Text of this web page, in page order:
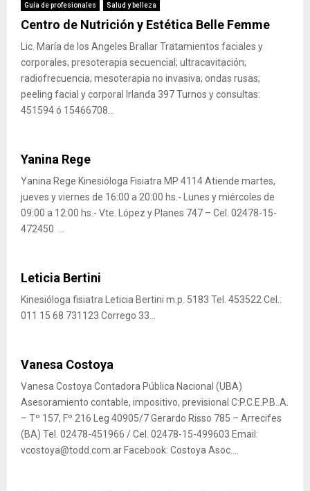
Guía de profesionales Salud y belleza
Centro de Nutrición y Estética Belle Femme
Lic. María de los Angeles Brallar Tratamientos faciales y
corporales; presoterapia secuencial; ultracavitación;
radiofrecuencia; mesoterapia no invasiva; ondas rusas;
peeling facial y corporal Irlanda 397 Turnos y consultas:
451594 ó 15466708...
Yanina Rege
Yanina Rege Kinesióloga Fisiatra MP 4114 Atiende martes,
jueves y viernes de 16:00 a 20:00 hs.- Lunes y miércoles de
09:00 a 12:00 hs.- Vte. López y Planes 747 – Cel. 02478-15-
472450 ...
Leticia Bertini
Kinesióloga fisiatra Leticia Bertini m.p. 5183 Tel. 453522 Cel.:
011 15 68 731123 Corrego 33...
Vanesa Costoya
Vanesa Costoya Contadora Pública Nacional (UBA)
Asesoramiento contable, impositivo, previsional C:P.C.E.P.B..A.
– Tº 157, Fº 216 Leg 40905/7 Gerardo Risso 785 – Arrecifes
(BA) Tel. 02478-451966 / Cel. 02478-15-499603 Email:
vcostoya@todd.com.ar Facebook: Costoya Asoc....